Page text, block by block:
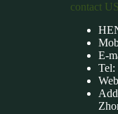
contact US
E-
Tel: